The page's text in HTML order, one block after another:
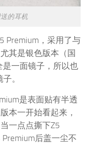
送的耳机
Premium，采用了与
其是银色版本（国
是一面镜子，所以也
。
是表面贴有半透
本一开始看起来，
一点点撕下Z5
后盖一尘不